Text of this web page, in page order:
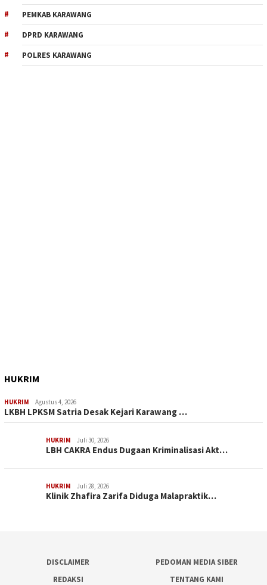
PEMKAB KARAWANG
DPRD KARAWANG
POLRES KARAWANG
HUKRIM
HUKRIM Agustus 4, 2026
LKBH LPKSM Satria Desak Kejari Karawang …
HUKRIM Juli 30, 2026
LBH CAKRA Endus Dugaan Kriminalisasi Akt…
HUKRIM Juli 28, 2026
Klinik Zhafira Zarifa Diduga Malapraktik…
DISCLAIMER
PEDOMAN MEDIA SIBER
REDAKSI
TENTANG KAMI